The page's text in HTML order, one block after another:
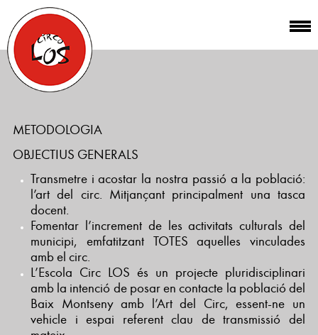
METODOLOGIA
OBJECTIUS GENERALS
Transmetre i acostar la nostra passió a la població:
l’art del circ. Mitjançant principalment una tasca
docent.
Fomentar l’increment de les activitats culturals del
municipi, emfatitzant TOTES aquelles vinculades
amb el circ.
L’Escola Circ LOS és un projecte pluridisciplinari
amb la intenció de posar en contacte la població del
Baix Montseny amb l’Art del Circ, essent-ne un
vehicle i espai referent clau de transmissió del